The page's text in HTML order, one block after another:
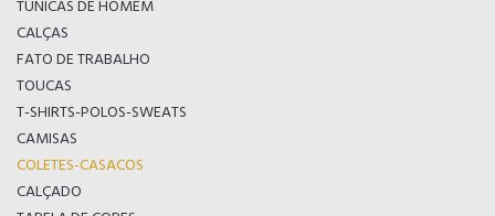
TÚNICAS DE HOMEM
CALÇAS
FATO DE TRABALHO
TOUCAS
T-SHIRTS-POLOS-SWEATS
CAMISAS
COLETES-CASACOS
CALÇADO